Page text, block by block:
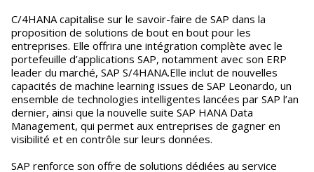
C/4HANA capitalise sur le savoir-faire de SAP dans la
proposition de solutions de bout en bout pour les
entreprises. Elle offrira une intégration complète avec le
portefeuille d’applications SAP, notamment avec son ERP
leader du marché, SAP S/4HANA.Elle inclut de nouvelles
capacités de machine learning issues de SAP Leonardo, un
ensemble de technologies intelligentes lancées par SAP l’an
dernier, ainsi que la nouvelle suite SAP HANA Data
Management, qui permet aux entreprises de gagner en
visibilité et en contrôle sur leurs données.
SAP renforce son offre de solutions dédiées au service